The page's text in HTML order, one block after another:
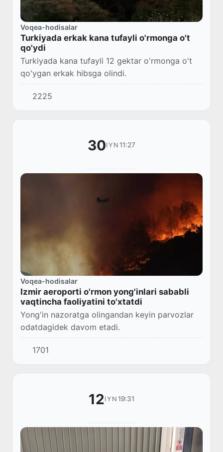
Voqea-hodisalar
Turkiyada erkak kana tufayli o'rmonga o't
qo'ydi
Turkiyada kana tufayli 12 gektar o'rmonga o't
qo'ygan erkak hibsga olindi.
2225
30IYN 11:27
Voqea-hodisalar
Izmir aeroporti o'rmon yong'inlari sababli
vaqtincha faoliyatini to'xtatdi
Yong'in nazoratga olingandan keyin parvozlar
odatdagidek davom etadi.
1701
12IYN 19:31